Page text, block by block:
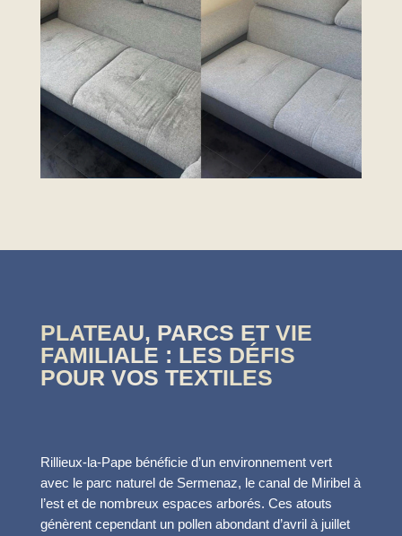
PLATEAU, PARCS ET VIE
FAMILIALE : LES DÉFIS
POUR VOS TEXTILES
Rillieux-la-Pape bénéficie d’un environnement vert
avec le parc naturel de Sermenaz, le canal de Miribel à
l’est et de nombreux espaces arborés. Ces atouts
génèrent cependant un pollen abondant d’avril à juillet